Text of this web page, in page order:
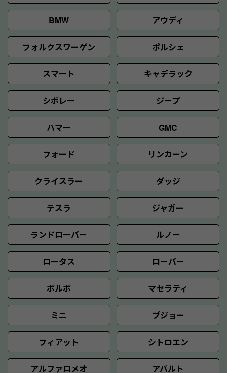
BMW アウディ
フォルクスワーゲン ポルシェ
スマート キャデラック
シボレー ジープ
ハマー GMC
フォード リンカーン
クライスラー ダッジ
テスラ ジャガー
ランドローバー ルノー
ロータス ローバー
ボルボ マセラティ
ミニ プジョー
フィアット シトロエン
アルファロメオ アバルト